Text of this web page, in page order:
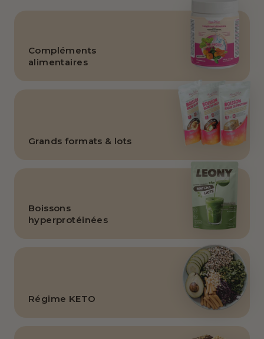
Compléments
alimentaires
Grands formats & lots
Boissons
hyperprotéinées
Régime KETO